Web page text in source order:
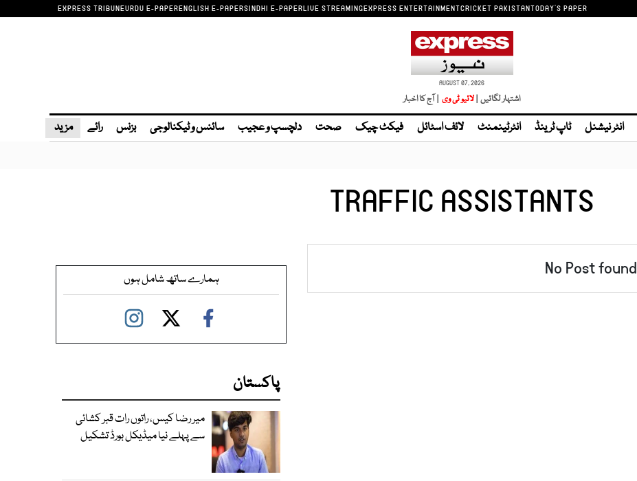
EXPRESS TRIBUNEURDU E-PAPERENGLISH E-PAPERSINDHI E-PAPERLIVE STREAMINGEXPRESS ENTERTAINMENTCRICKET PAKISTANTODAY'S PAPER
AUGUST 07, 2026
اشتہار لگائیں | | آج کا اخبار
انٹر نیشنل ٹاپ ٹرینڈ انٹرٹینمنٹ لائف اسٹائل فیکٹ چیک صحت دلچسپ و عجیب سائنس و ٹیکنالوجی بزنس رائے مزید
TRAFFIC ASSISTANTS
No Post found ہمارے ساتھ شامل ہوں
پاکستان
میر رضا کیس، راتوں رات قبر کشائی
سے پہلے نیا میڈیکل بورڈ تشکیل